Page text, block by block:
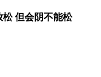
松 但会阴不能松